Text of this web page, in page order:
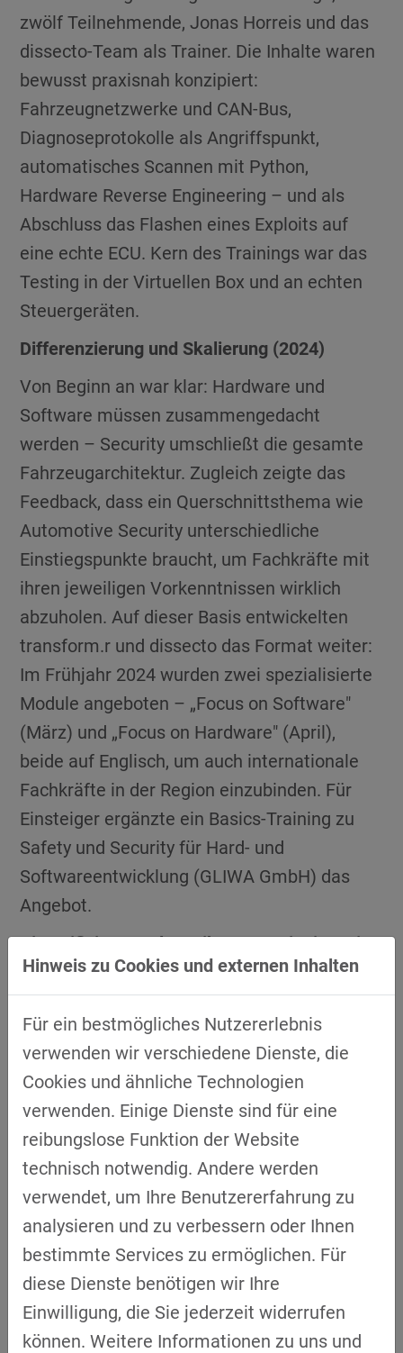
zwölf Teilnehmende, Jonas Horreis und das
dissecto-Team als Trainer. Die Inhalte waren
bewusst praxisnah konzipiert:
Fahrzeugnetzwerke und CAN-Bus,
Diagnoseprotokolle als Angriffspunkt,
automatisches Scannen mit Python,
Hardware Reverse Engineering – und als
Abschluss das Flashen eines Exploits auf
eine echte ECU. Kern des Trainings war das
Testing in der Virtuellen Box und an echten
Steuergeräten.
Differenzierung und Skalierung (2024)
Von Beginn an war klar: Hardware und
Software müssen zusammengedacht
werden – Security umschließt die gesamte
Fahrzeugarchitektur. Zugleich zeigte das
Feedback, dass ein Querschnittsthema wie
Automotive Security unterschiedliche
Einstiegspunkte braucht, um Fachkräfte mit
ihren jeweiligen Vorkenntnissen wirklich
abzuholen. Auf dieser Basis entwickelten
transform.r und dissecto das Format weiter:
Im Frühjahr 2024 wurden zwei spezialisierte
Module angeboten – „Focus on Software"
(März) und „Focus on Hardware" (April),
beide auf Englisch, um auch internationale
Fachkräfte in der Region einzubinden. Für
Einsteiger ergänzte ein Basics-Training zu
Safety und Security für Hard- und
Softwareentwicklung (GLIWA GmbH) das
Angebot.
Diversifizierung als Treiber: Security jenseits
des Fahrzeugs (2025/2026)
Zusammenarbeit mit dissecto hat gezeigt,
dass die Kernfragen von Cybersecurity weit
über das Fahrzeug hinausreichen: Ein
transform-DiaLog zu sicheren BLE-
Schnittstellen – gemeinsam mit complioty,
Zollner und dissecto – machte z.B. deutlich,
wie sehr OT-Security, Device Security und der
Cyber Resilience Act (CRA) auch
Unternehmen betreffen, die sich gerade neu
ausrichten. Viele Betriebe in der Region
bewegen sich weg von rein automotive-
Hinweis zu Cookies und externen Inhalten
Für ein bestmögliches Nutzererlebnis
verwenden wir verschiedene Dienste, die
Cookies und ähnliche Technologien
verwenden. Einige Dienste sind für eine
reibungslose Funktion der Website
technisch notwendig. Andere werden
verwendet, um Ihre Benutzererfahrung zu
analysieren und zu verbessern oder Ihnen
bestimmte Services zu ermöglichen. Für
diese Dienste benötigen wir Ihre
Einwilligung, die Sie jederzeit widerrufen
können. Weitere Informationen zu uns und